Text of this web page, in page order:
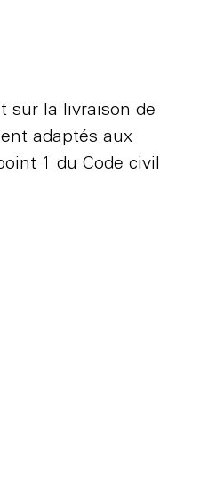
sur la livraison de
adaptés aux
1 du Code civil